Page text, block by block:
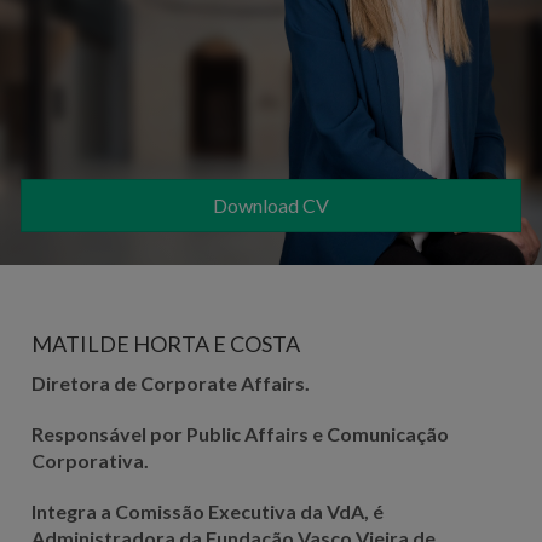
Download CV
MATILDE HORTA E COSTA
Diretora de Corporate Affairs.
Responsável por Public Affairs e Comunicação
Corporativa.
Integra a Comissão Executiva da VdA, é